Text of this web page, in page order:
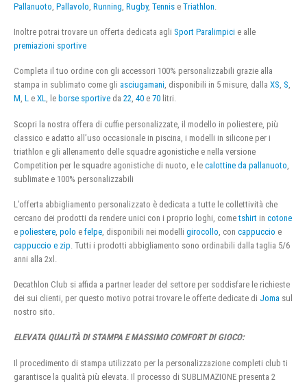
Pallanuoto Pallavolo Running Rugby, Tennis e Triathlon
Inoltre potrai trovare un offerta dedicata agli Sport Paralimpici e alle
premiazioni sportive
Completa il tuo ordine con gli accessori 100% personalizzabili grazie alla
stampa in sublimato come gli asciugamani, disponibili in 5 misure, dalla XS, S,
M, L e XL, le borse sportive da 22, 40 e 70 litri.
Scopri la nostra offera di cuffie personalizzate, il modello in poliestere, più
classico e adatto all’uso occasionale in piscina, i modelli in silicone per i
triathlon e gli allenamento delle squadre agonistiche e nella versione
Competition per le squadre agonistiche di nuoto, e le calottine da pallanuoto
sublimate e 100% personalizzabili
L’offerta abbigliamento personalizzato è dedicata a tutte le collettività che
cercano dei prodotti da rendere unici con i proprio loghi, cometshirt in cotone
e poliestere polo e felpe , disponibili nei modelli girocollo , con cappuccio e
cappuccio e zip . Tutti i prodotti abbigliamento sono ordinabili dalla taglia 5/6
anni alla 2xl.
Decathlon Club si affida a partner leader del settore per soddisfare le richieste
dei sui clienti, per questo motivo potrai trovare le offerte dedicate di Joma sul
nostro sito.
ELEVATA QUALITÀ DI STAMPA E MASSIMO COMFORT DI GIOCO:
Il procedimento di stampa utilizzato per la personalizzazione completi club ti
garantisce la qualità più elevata. Il processo di SUBLIMAZIONE presenta 2